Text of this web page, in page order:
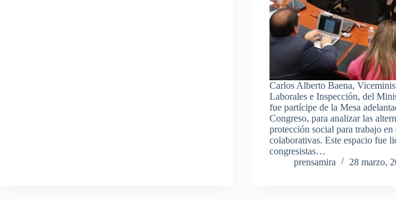
Carlos Alberto Baena,
Laborales e Inspección, del
fue partícipe de la Mesa
Congreso, para analizar las
protección social para trabajo en
colaborativas. Este espacio fue
congresistas…
prensamira
28 marzo,